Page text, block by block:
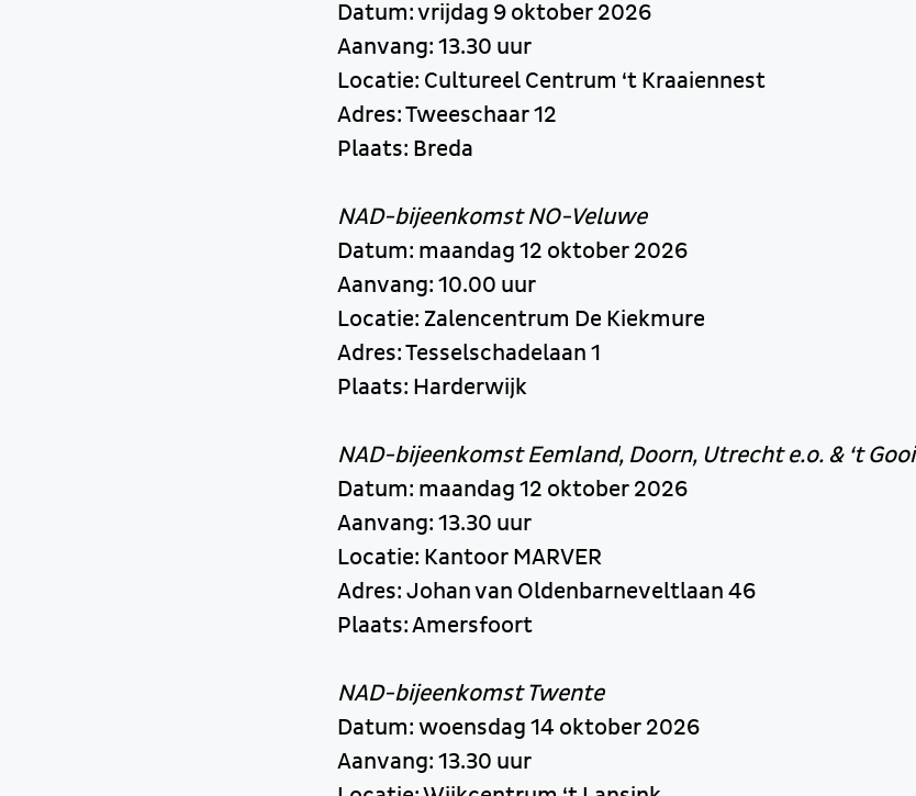
Datum: vrijdag 9 oktober 2026
Aanvang: 13.30 uur
Locatie: Cultureel Centrum ‘t Kraaiennest
Adres: Tweeschaar 12
Plaats: Breda
NAD-bijeenkomst NO-Veluwe
Datum: maandag 12 oktober 2026
Aanvang: 10.00 uur
Locatie: Zalencentrum De Kiekmure
Adres: Tesselschadelaan 1
Plaats: Harderwijk
NAD-bijeenkomst Eemland, Doorn, Utrecht e.o. & ‘t Gooi
Datum: maandag 12 oktober 2026
Aanvang: 13.30 uur
Locatie: Kantoor MARVER
Adres: Johan van Oldenbarneveltlaan 46
Plaats: Amersfoort
NAD-bijeenkomst Twente
Datum: woensdag 14 oktober 2026
Aanvang: 13.30 uur